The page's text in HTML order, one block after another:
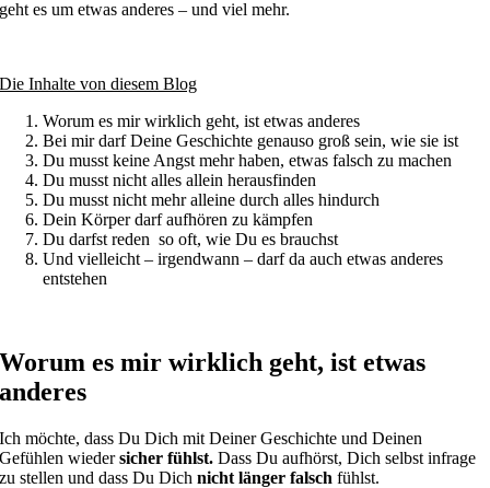
geht es um etwas anderes – und viel mehr.
Die Inhalte von diesem Blog
Worum es mir wirklich geht, ist etwas anderes
Bei mir darf Deine Geschichte genauso groß sein, wie sie ist
Du musst keine Angst mehr haben, etwas falsch zu machen
Du musst nicht alles allein herausfinden
Du musst nicht mehr alleine durch alles hindurch
Dein Körper darf aufhören zu kämpfen
Du darfst reden so oft, wie Du es brauchst
Und vielleicht – irgendwann – darf da auch etwas anderes
entstehen
Worum es mir wirklich geht, ist etwas
anderes
Ich möchte, dass Du Dich mit Deiner Geschichte und Deinen
Gefühlen wiedersicher fühlst. Dass Du aufhörst, Dich selbst infrage
zu stellen und dass Du Dichnicht länger falsch fühlst.